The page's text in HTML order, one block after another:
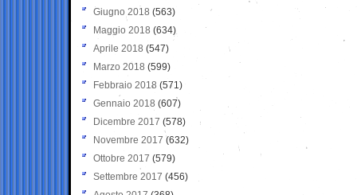
Giugno 2018 (563)
Maggio 2018 (634)
Aprile 2018 (547)
Marzo 2018 (599)
Febbraio 2018 (571)
Gennaio 2018 (607)
Dicembre 2017 (578)
Novembre 2017 (632)
Ottobre 2017 (579)
Settembre 2017 (456)